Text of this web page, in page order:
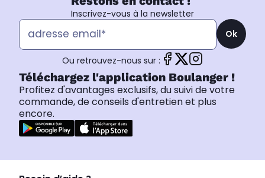
Inscrivez-vous à la newsletter
Ok
Ou retrouvez-nous sur :
Téléchargez l'application Boulanger !
Profitez d'avantages exclusifs, du suivi de votre
commande, de conseils d'entretien et plus
encore.